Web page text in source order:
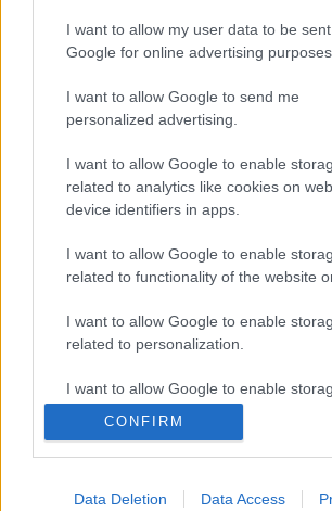
I want to allow my user data to be
Google for online advertising
I want to allow Google to send me
personalized advertising.
I want to allow Google to enable
related to analytics like cookies on
device identifiers in apps.
I want to allow Google to enable
related to functionality of the website
I want to allow Google to enable
related to personalization.
I want to allow Google to enable
related to security, including
functionality and fraud prevention, and
user protection.
CONFIRM
Data Deletion Data Access
felújított környezetben, bemutatva a
enteriőrt, egy könyvtárőr szobáját.
műhelymunkában használt gépek és
Ugyanitt egy több mint nyolcméteres
nemzeti könyvtár történetét. A
méretű és kialakítású katalógusfiókokat
meg a bibliotéka története idővonallal,
sajtóhírekkel, anekdotákkal, kiegészítő
Ezt a digitális muzeológiai megújulást
emeleten álló érintőképernyők,
láthatók.
Nyitókép: OSZK